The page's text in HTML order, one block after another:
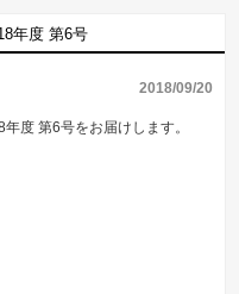
年度 第6号
2018/09/20
度 第6号をお届けします。